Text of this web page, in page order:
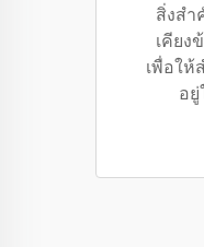
สิ่งสำ
เคีย
เพื่อให้
อ